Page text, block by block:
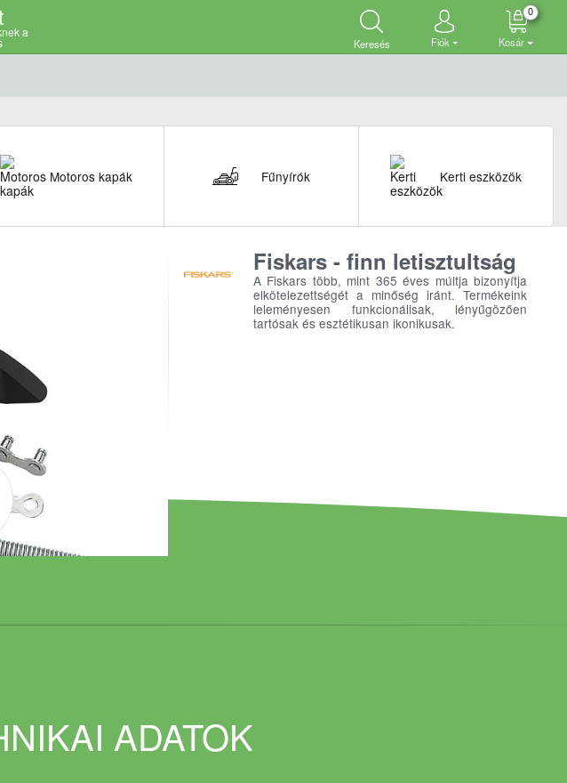
a
Keresés Fiók Kosár
0
Motoros kapák Fűnyírók Kerti eszközök
Fiskars - finn letisztultság
A Fiskars több, mint 365 éves múltja bizonyítja
elkötelezettségét a minőség iránt. Termékeink
leleményesen funkcionálisak, lényűgözően
tartósak és esztétikusan ikonikusak.
ADATOK